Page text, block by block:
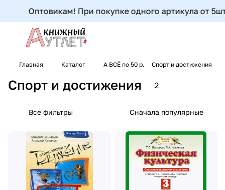
Оптовикам! При покупке одного артикула от
Главная Каталог А ВСЁ по 50 р. Спорт и достижения
Спорт и достижения 2
Все фильтры Сначала популярные